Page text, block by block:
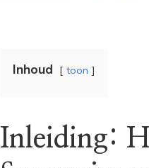
Inhoud toon
Inleiding: